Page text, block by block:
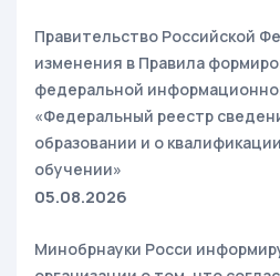
Правительство Российской
изменения в Правила
федеральной
«Федеральный реестр
образовании и о
обучении»
05.08.2026
Минобрнауки Росси